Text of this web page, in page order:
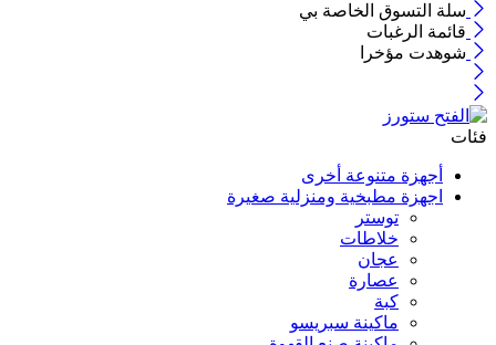
سلة التسوق الخاصة بي
قائمة الرغبات
شوهدت مؤخرا
فئات
أجهزة متنوعة أخرى
اجهزة مطبخية ومنزلية صغيرة
توستر
خلاطات
عجان
عصارة
كبة
ماكينة سبريسو